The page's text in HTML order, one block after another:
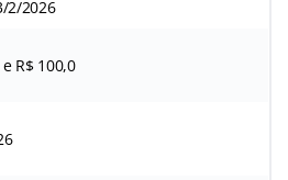
2/2026
R$ 100,0